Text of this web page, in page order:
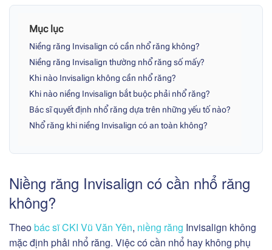
Mục lục
Niềng răng Invisalign có cần nhổ răng không?
Niềng răng Invisalign thường nhổ răng số mấy?
Khi nào Invisalign không cần nhổ răng?
Khi nào niềng Invisalign bắt buộc phải nhổ răng?
Bác sĩ quyết định nhổ răng dựa trên những yếu tố nào?
Nhổ răng khi niềng Invisalign có an toàn không?
Niềng răng Invisalign có cần nhổ răng
không?
Theobác sĩ CKI Vũ Văn Yên, niềng răng Invisalign không
mặc định phải nhổ răng. Việc có cần nhổ hay không phụ